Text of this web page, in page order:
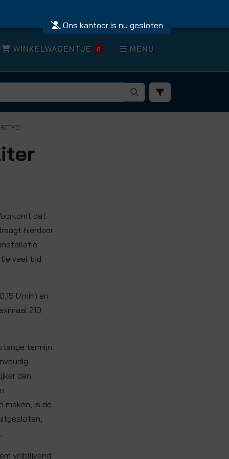
Ons kantoor is nu gesloten
WINKELWAGENTJE 0 MENU
dat
hierdoor
veel tijd
l/min) en
210
lange termijn
dan
maken, is de
vrijblijvend